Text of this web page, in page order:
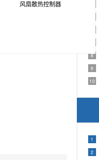
风扇散热控制器
8
9
10
1
2